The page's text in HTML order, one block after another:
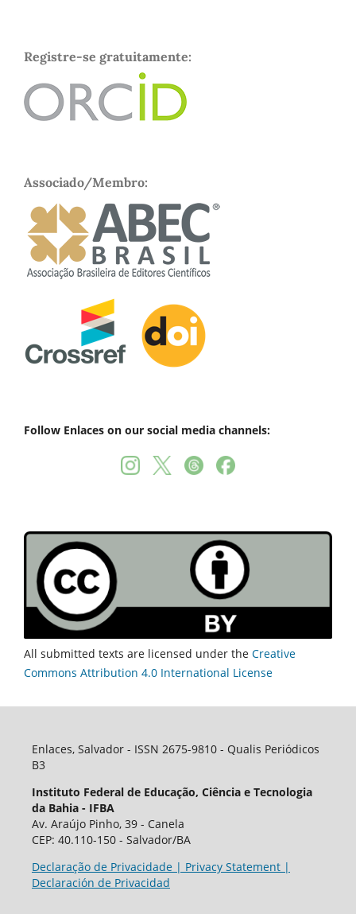
Registre-se gratuitamente:
Associado/Membro:
Follow Enlaces on our social media channels:
All submitted texts are licensed under the Creative
Commons Attribution 4.0 International License
Enlaces, Salvador - ISSN 2675-9810 - Qualis Periódicos
B3
Instituto Federal de Educação, Ciência e Tecnologia
da Bahia - IFBA
Av. Araújo Pinho, 39 - Canela
CEP: 40.110-150 - Salvador/BA
Declaração de Privacidade | Privacy Statement |
Declaración de Privacidad